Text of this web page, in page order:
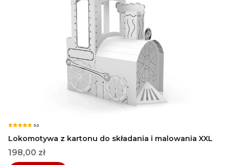
5.0
Lokomotywa z kartonu do składania i malowania XXL
Cena
198,00 zł